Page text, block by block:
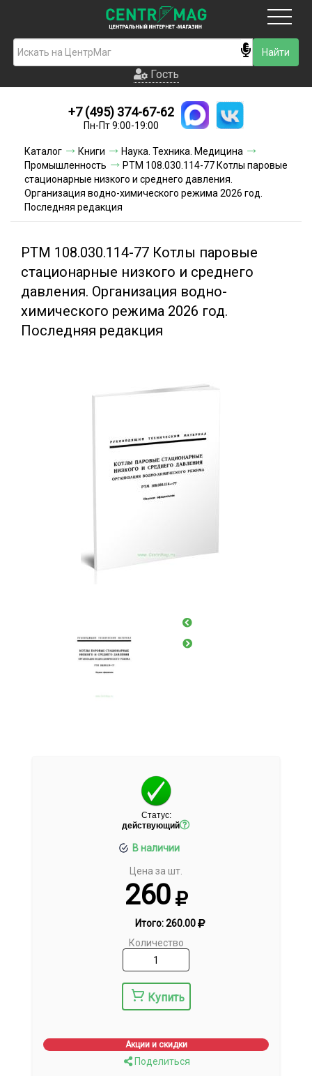
Гость
Новинки
Условия доставки
Условия оплаты
Гость
+7 (495) 374-67-62
Пн-Пт 9:00-19:00
Каталог Книги
Наука. Техника. Медицина
Промышленность
РТМ 108.030.114-77 Котлы паровые
стационарные низкого и среднего давления.
Организация водно-химического режима 2026 год.
Последняя редакция
РТМ 108.030.114-77 Котлы паровые
стационарные низкого и среднего
давления. Организация водно-
химического режима 2026 год.
Последняя редакция
Статус:
действующий
В наличии
Цена за шт.
260
Итого:260.00
Количество
Купить
Акции и скидки
Поделиться